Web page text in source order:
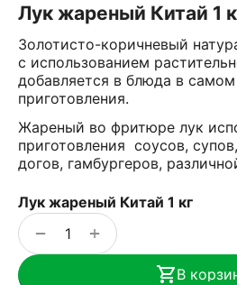
Лук жареный Китай 1
Золотисто-коричневый
с использованием
добавляется в блюда в
приготовления.
Жареный во фритюре лук
приготовления соусов,
догов, гамбургеров,
Лук жареный Китай 1 кг
+
−
В